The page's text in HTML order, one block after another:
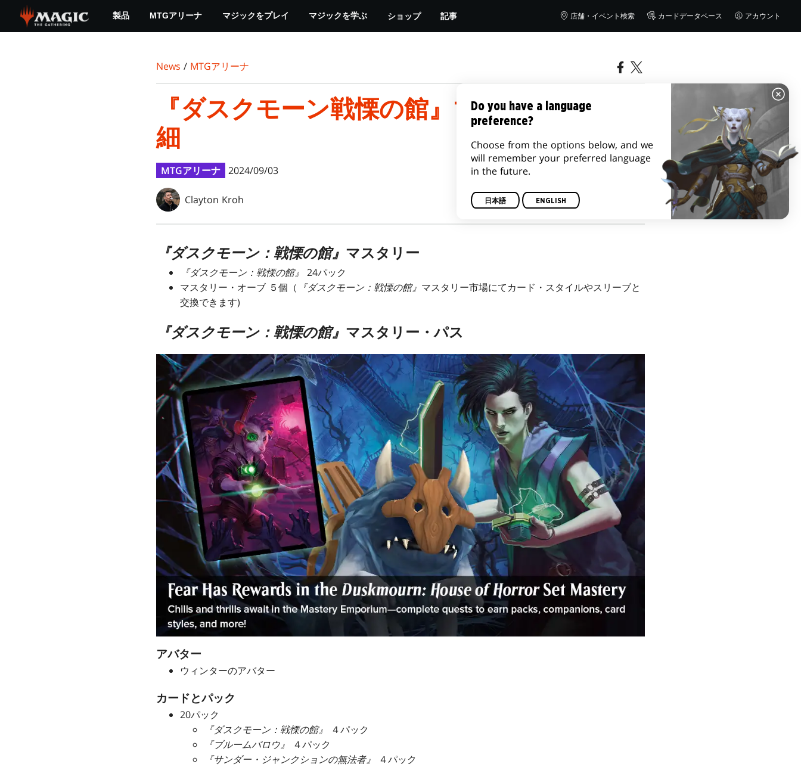
main
製品 MTGアリーナ マジックをプレイ マジックを学ぶ ショップ 記事 店舗・イベント検索 カードデータベース アカウント
News / MTGアリーナ
『ダスクモーン戦慄の館』マスタリーの詳
細
MTGアリーナ 2024/09/03
Clayton Kroh
『ダスクモーン：戦慄の館』 マスタリー
『ダスクモーン：戦慄の館』 24パック
マスタリー・オーブ ５個（ 『ダスクモーン：戦慄の館』 マスタリー市場にてカード・スタイルやスリーブと
交換できます)
『ダスクモーン：戦慄の館』 マスタリー・パス
アバター
ウィンターのアバター
カードとパック
20パック
『ダスクモーン：戦慄の館』
４パック
『ブルームバロウ』
４パック
『サンダー・ジャンクションの無法者』
４パック
Do you have a language
preference?
Choose from the options below, and we
will remember your preferred language
in the future.
日本語 ENGLISH